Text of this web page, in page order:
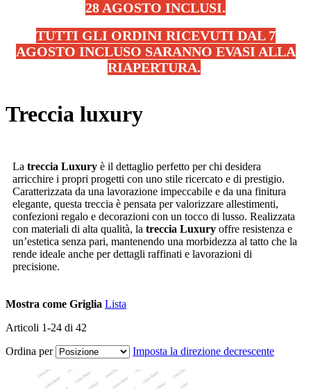
28 AGOSTO INCLUSI.
TUTTI GLI ORDINI RICEVUTI DAL 7
AGOSTO INCLUSO SARANNO EVASI ALLA
RIAPERTURA.
Treccia luxury
La treccia Luxury è il dettaglio perfetto per chi desidera
arricchire i propri progetti con uno stile ricercato e di prestigio.
Caratterizzata da una lavorazione impeccabile e da una finitura
elegante, questa treccia è pensata per valorizzare allestimenti,
confezioni regalo e decorazioni con un tocco di lusso. Realizzata
con materiali di alta qualità, la treccia Luxury offre resistenza e
un’estetica senza pari, mantenendo una morbidezza al tatto che la
rende ideale anche per dettagli raffinati e lavorazioni di
precisione.
Mostra come Griglia Lista
Articoli 1-24 di 42
Ordina per
Imposta la direzione decrescente